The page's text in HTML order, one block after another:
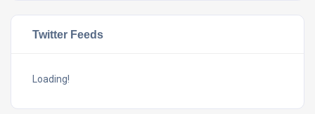
Twitter Feeds
Loading!